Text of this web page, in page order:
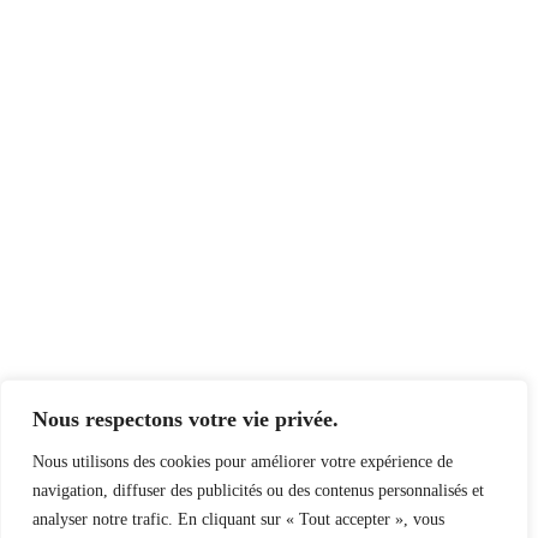
Nous respectons votre vie privée.
Nous utilisons des cookies pour améliorer votre expérience de
navigation, diffuser des publicités ou des contenus personnalisés et
analyser notre trafic. En cliquant sur « Tout accepter », vous